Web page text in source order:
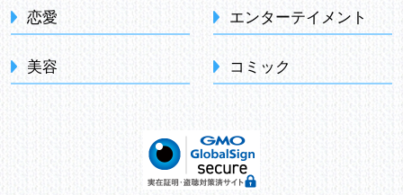
恋愛
美容
エンターテイメント
コミック